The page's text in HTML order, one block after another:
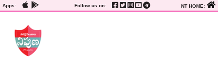
Apps: Follow us on: NT HOME: